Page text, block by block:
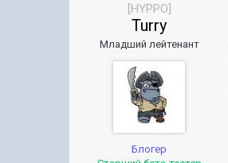
[HYPPO]
Turry
Младший лейтенант
Блогер